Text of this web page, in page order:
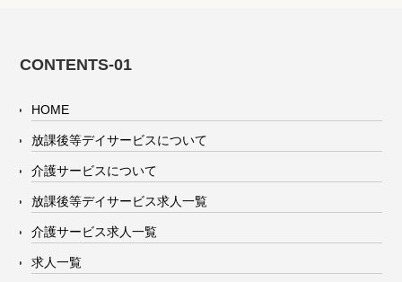
CONTENTS-01
HOME
放課後等デイサービスについて
介護サービスについて
放課後等デイサービス求人一覧
介護サービス求人一覧
求人一覧